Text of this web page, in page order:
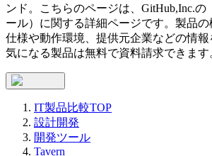
ンド。こちらのページは、 GitHub,Inc.の
ール）に関する詳細ページです。製品
仕様や動作環境、提供元企業などの情報
気になる製品は無料で資料請求できます
IT製品比較TOP
設計開発
開発ツール
Tavern